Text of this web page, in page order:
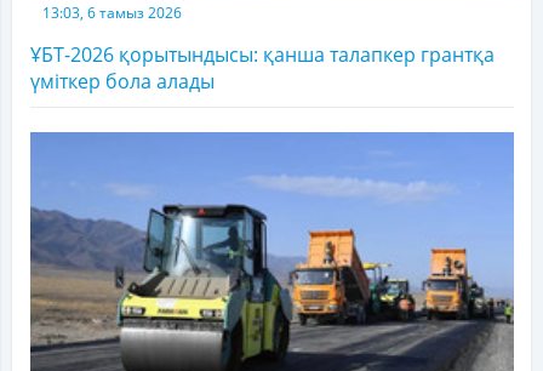
13:03, 6 тамыз 2026
ҰБТ-2026 қорытындысы: қанша талапкер грантқа
үміткер бола алады